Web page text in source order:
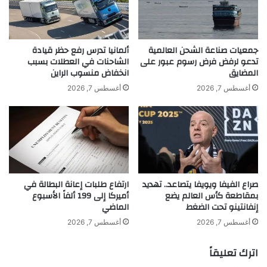
ق
ف
ا
ل
و
ل
ڤ
ي
ن
ا
ل
ج
ل
ت
ح
ت
ل
ب
ي
و
م
س
جمعيات صناعة الشحن العالمية
تدعو لرفض فرض رسوم عبور على
المضايق
أغسطس 7, 2026
ألمانيا تدرس رفع حظر قيادة
الشاحنات في العطلات بسبب
انخفاض منسوب الراين
أغسطس 7, 2026
صراع الفيفا ويويفا يتصاعد.. تهديد
بمقاطعة كأس العالم يضع
إنفانتينو تحت الضغط
أغسطس 7, 2026
ارتفاع طلبات إعانة البطالة في
أميركا إلى 199 ألفاً الأسبوع
الماضي
أغسطس 7, 2026
اترك تعليقاً